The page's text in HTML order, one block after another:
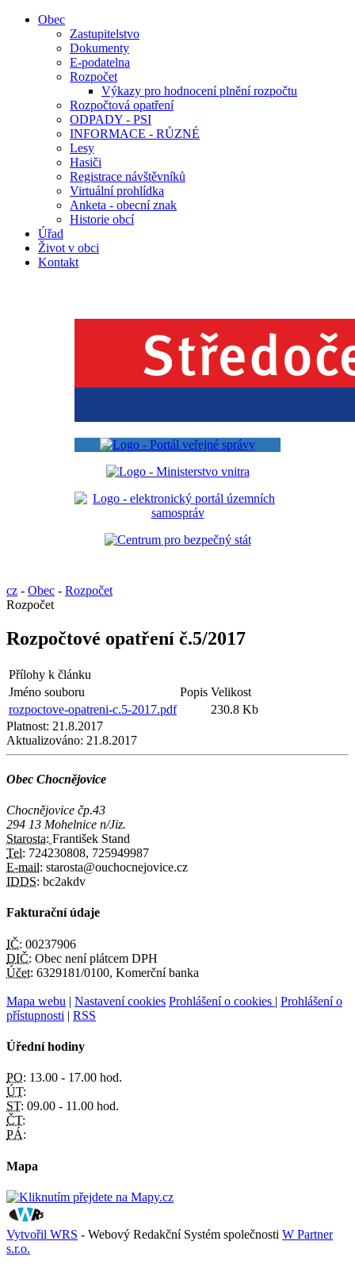
Obec
Zastupitelstvo
Dokumenty
E-podatelna
Rozpočet
Výkazy pro hodnocení plnění rozpočtu
Rozpočtová opatření
ODPADY - PSI
INFORMACE - RŮZNÉ
Lesy
Hasiči
Registrace návštěvníků
Virtuální prohlídka
Anketa - obecní znak
Historie obcí
Úřad
Život v obci
Kontakt
cz - Obec - Rozpočet
Rozpočet
Rozpočtové opatření č.5/2017
Přílohy k článku
Jméno souboru
Popis Velikost
rozpoctove-opatreni-c.5-2017.pdf
230.8 Kb
Platnost: 21.8.2017
Aktualizováno: 21.8.2017
Obec Chocnějovice
Chocnějovice čp.43
294 13 Mohelnice n/Jiz.
Starosta: František Stand
Tel: 724230808, 725949987
E-mail: starosta@ouchocnejovice.cz
IDDS: bc2akdv
Fakturační údaje
IČ: 00237906
DIČ: Obec není plátcem DPH
Účet: 6329181/0100, Komerční banka
Mapa webu | Nastavení cookies Prohlášení o cookies | Prohlášení o
přístupnosti | RSS
Úřední hodiny
PO: 13.00 - 17.00 hod.
ÚT:
ST: 09.00 - 11.00 hod.
ČT:
PÁ:
Mapa
Vytvořil WRS - Webový Redakční Systém společnosti W Partner
s.r.o.